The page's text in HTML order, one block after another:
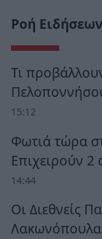
Ροή Ειδήσεων
Τι
15:12
Φωτιά τώρα
Επιχειρούν
14:44
Οι Διεθνείς
Λακωνόπουλα